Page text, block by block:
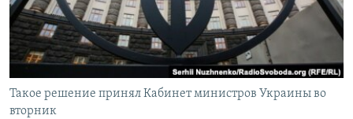
ПОБЕДИТЕЛЕЙ НЕ СУДЯТ?
КРЫМ.НЕПОКОРЕННЫЙ
УКРАИНСКАЯ ПРОБЛЕМА КРЫМА
ПРИСОЕДИНЯЙТЕСЬ!
Такое решение принял Кабинет министров Украины во
вторник